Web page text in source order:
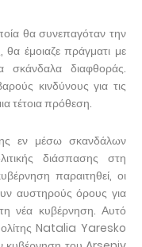
θα συνεπαγόταν την
έμοιαζε πράγματι με
διαφθοράς.
κινδύνους για τις
τέτοια πρόθεση.
εν μέσω σκανδάλων
διάσπασης στη
παραιτηθεί, οι
αυστηρούς όρους για
νέα κυβέρνηση. Αυτό
Natalia Yaresko